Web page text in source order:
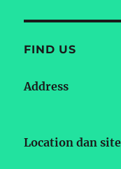
FIND US
Address
Location dan